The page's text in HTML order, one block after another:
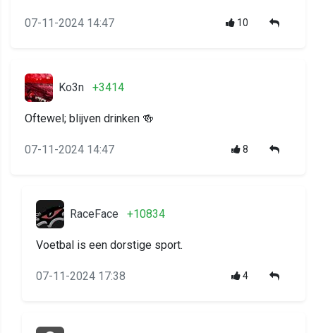
07-11-2024 14:47 10
Ko3n +3414
Oftewel; blijven drinken 🍻
07-11-2024 14:47 8
RaceFace +10834
Voetbal is een dorstige sport.
07-11-2024 17:38 4